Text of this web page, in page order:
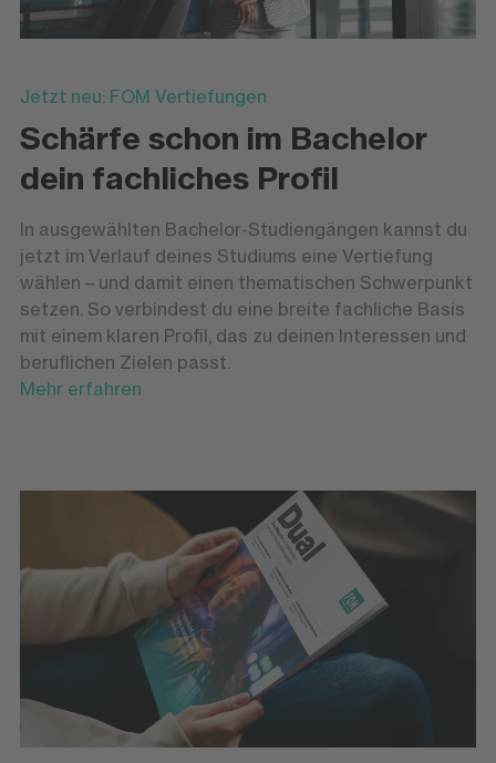
Jetzt neu: FOM Vertiefungen
Schärfe schon im Bachelor
dein fachliches Profil
In ausgewählten Bachelor-Studiengängen kannst du
jetzt im Verlauf deines Studiums eine Vertiefung
wählen – und damit einen thematischen Schwerpunkt
setzen. So verbindest du eine breite fachliche Basis
mit einem klaren Profil, das zu deinen Interessen und
beruflichen Zielen passt.
Mehr erfahren